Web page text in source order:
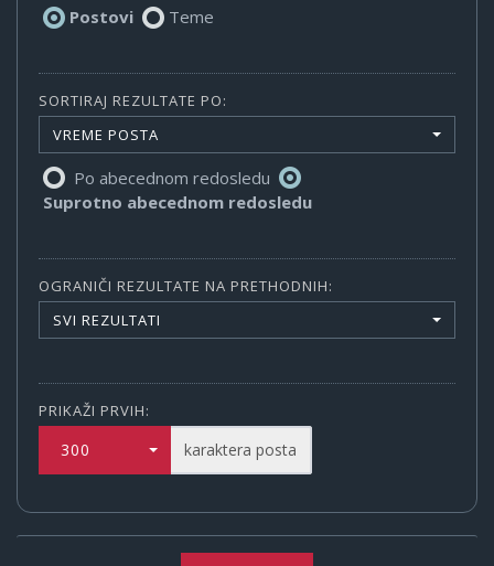
Postovi Teme
SORTIRAJ REZULTATE PO:
VREME POSTA
Po abecednom redosledu
Suprotno abecednom redosledu
OGRANIČI REZULTATE NA PRETHODNIH:
SVI REZULTATI
PRIKAŽI PRVIH:
300 karaktera posta